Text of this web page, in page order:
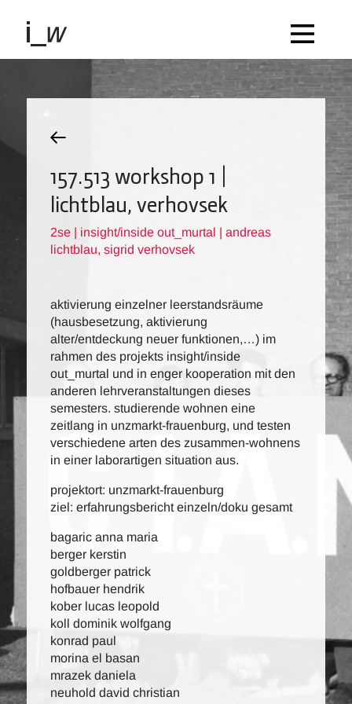
157.513 workshop 1 |
lichtblau, verhovsek
2se | insight/inside out_murtal | andreas
lichtblau, sigrid verhovsek
aktivierung einzelner leerstandsräume
(hausbesetzung, aktivierung
alter/entdeckung neuer funktionen,…) im
rahmen des projekts insight/inside
out_murtal und in enger kooperation mit den
anderen lehrveranstaltungen dieses
semesters. studierende wohnen eine
zeitlang in unzmarkt-frauenburg, und testen
verschiedene arten des zusammen-wohnens
in einer laborartigen situation aus.
projektort: unzmarkt-frauenburg
ziel: erfahrungsbericht einzeln/doku gesamt
bagaric anna maria
berger kerstin
goldberger patrick
hofbauer hendrik
kober lucas leopold
koll dominik wolfgang
konrad paul
morina el basan
mrazek daniela
neuhold david christian